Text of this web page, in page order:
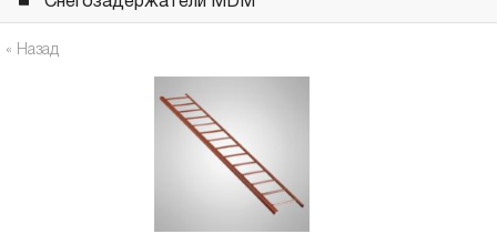
« Назад